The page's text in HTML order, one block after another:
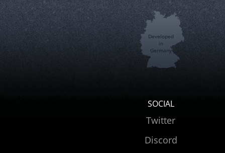
Developed
in
Germany
SOCIAL
Twitter
Discord